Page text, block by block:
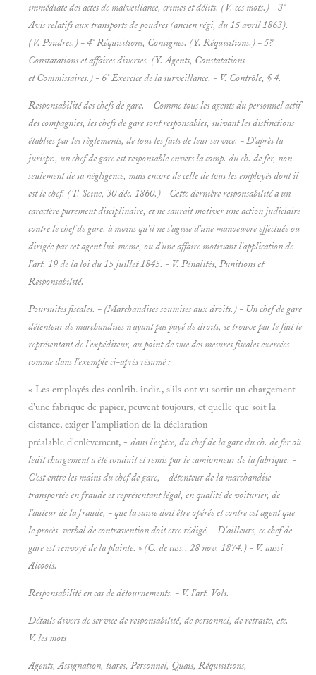
immédiate des actes de malveillance, crimes et délits. (V. ces mots.) - 3°
Avis relatifs aux transports de poudres (ancien régi, du 15 avril 1863).
(V.Poudres.) - 4° Réquisitions, Consignes. (Y. Réquisitions.) - 5?
Constatations et affaires diverses. (Y.Agents, Constatations
etCommissaires.) - 6° Exercice de la surveillance. - V. Contrôle, § 4.
Responsabilité des chefs de gare. - Comme tous les agents du personnel actif
des compagnies, les chefs de gare sont responsables, suivant les distinctions
établies par les règlements, de tous les faits de leur service. - D'après la
jurispr., un chef de gare est responsable envers la comp. du ch. de fer, non
seulement de sa négligence, mais encore de celle de tous les employés dont il
est le chef. (T. Seine, 30 déc. 1860.) - Cette dernière responsabilité a un
caractère purementdisciplinaire, et ne saurait motiver une action judiciaire
contre le chef de gare, à moins qu'il ne s'agisse d'une manoeuvre effectuée ou
dirigée par cet agent lui-même, ou d'une affaire motivant l'application de
l'art. 19 de la loi du 15 juillet 1845. - V.Pénalités, Punitions et
Responsabilité.
Poursuites fiscales. - (Marchandises soumises aux droits.) - Un chef de gare
détenteurde marchandises n'ayant pas payé de droits, se trouve par le fait le
représentant de l'expéditeur, au point de vue des mesures fiscales exercées
comme dans l'exemple ci-après résumé :
« Les employés des conlrib. indir., s'ils ont vu sortir un chargement
d'une fabrique de papier, peuvent toujours, et quelle que soit la
distance, exiger l'ampliation de la déclaration
préalable d'enlèvement, - dans l'espèce, du chef de la gare du ch. de fer où
ledit chargement a été conduit et remis par le camionneur de la fabrique. -
C'est entre les mains du chef de gare, - détenteur de la marchandise
transportée en fraude et représentant légal, en qualité de voiturier, de
l'auteur de la fraude, - que la saisie doit être opérée et contre cet agent que
le procès-verbal de contravention doit être rédigé. - D'ailleurs, ce chef de
gare est renvoyé de la plainte. » (C. de cass., 28 nov. 1874.) - V. aussi
Alcools.
Responsabilité en cas de détournements. - V. l'art. Vols.
Détails divers de service de responsabilité, de personnel, de retraite, etc. -
V. les mots
Agents, Assignation, tiares, Personnel, Quais, Réquisitions,